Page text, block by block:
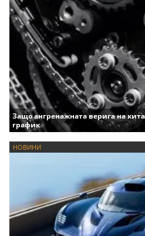
Защо ангренажната верига на
график
НОВИНИ